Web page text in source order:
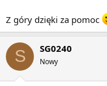
Z góry dzięki za pomoc
S SG0240
Nowy